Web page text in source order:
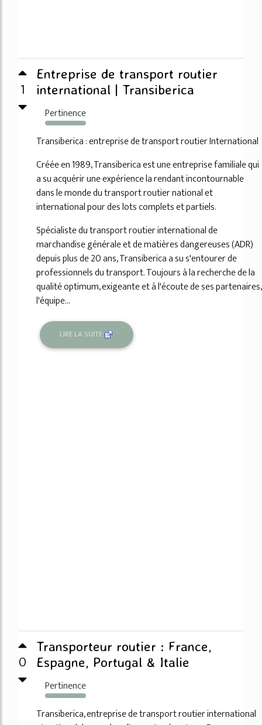
1
Entreprise de transport routier
international | Transiberica
Pertinence
2694%
Transiberica : entreprise de transport routier International
Créée en 1989, Transiberica est une entreprise familiale qui
a su acquérir une expérience la rendant incontournable
dans le monde du transport routier national et
international pour des lots complets et partiels.
Spécialiste du transport routier international de
marchandise générale et de matières dangereuses (ADR)
depuis plus de 20 ans, Transiberica a su s'entourer de
professionnels du transport. Toujours à la recherche de la
qualité optimum, exigeante et à l'écoute de ses partenaires,
l'équipe...
LIRE LA SUITE
0
Transporteur routier : France,
Espagne, Portugal & Italie
Pertinence
1916%
Transiberica, entreprise de transport routier international